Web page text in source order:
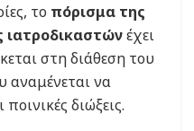
το πόρισμα της
ιατροδικαστώνέχει
στη διάθεση του
αναμένεται να
διώξεις.